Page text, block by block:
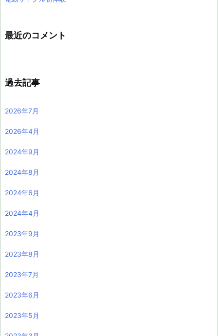
最近のコメント
過去記事
2026年7月
2026年4月
2024年9月
2024年8月
2024年6月
2024年4月
2023年9月
2023年8月
2023年7月
2023年6月
2023年5月